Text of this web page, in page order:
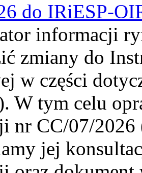
do IRiESP-
informacji
zmiany do
w części
W tym celu
nr CC/07/
jej